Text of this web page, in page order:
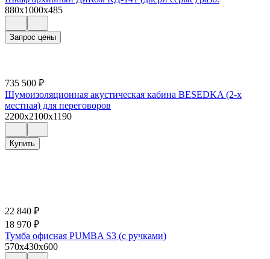
880x1000x485
Запрос цены
735 500 ₽
Шумоизоляционная акустическая кабина BESEDKA (2-х
местная) для переговоров
2200x2100x1190
Купить
22 840 ₽
18 970 ₽
Тумба офисная PUMBA S3 (с ручками)
570x430x600